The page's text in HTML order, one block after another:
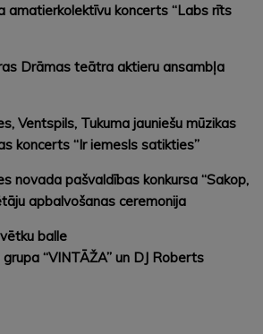
koncerts “Labs rīts
teātra aktieru ansambļa
Tukuma jauniešu mūzikas
koncerts “Ir iemesls satikties”
pašvaldības konkursa “Sakop,
apbalvošanas ceremonija
balle
un DJ Roberts